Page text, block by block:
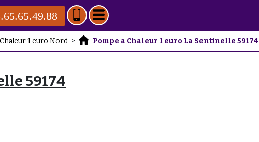
1 euro Nord > Pompe a Chaleur 1 euro La Sentinelle 59174
59174